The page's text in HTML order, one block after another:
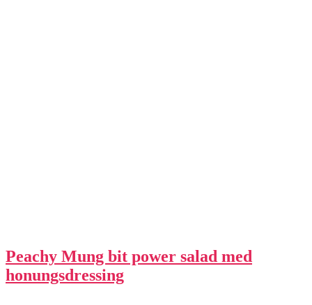
Peachy Mung bit power salad med
honungsdressing